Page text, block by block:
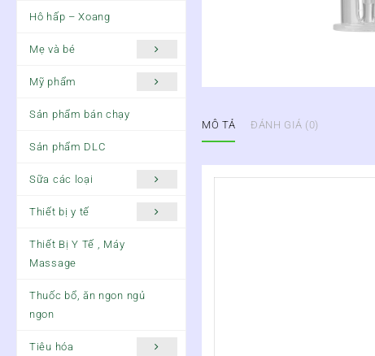
Hô hấp – Xoang
Mẹ và bé
Mỹ phẩm
Sản phẩm bán chạy
Sản phẩm DLC
Sữa các loại
Thiết bị y tế
Thiết Bị Y Tế , Máy
Massage
Thuốc bổ, ăn ngon ngủ
ngon
Tiêu hóa
MÔ TẢ ĐÁNH GIÁ (0)